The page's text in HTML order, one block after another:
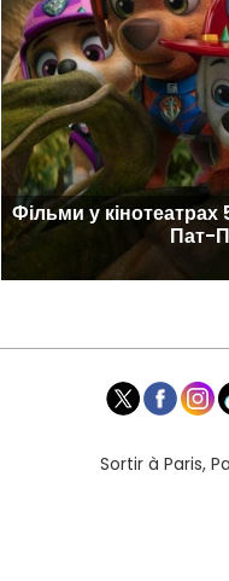
Фільми у
Пат-
Sortir à Paris,